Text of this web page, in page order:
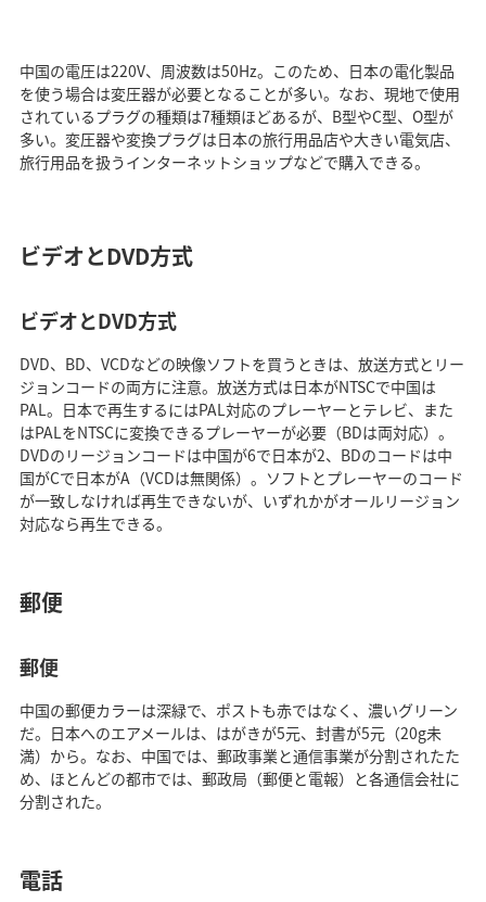
中国の電圧は220V、周波数は50Hz。このため、日本の電化製品
を使う場合は変圧器が必要となることが多い。なお、現地で使用
されているプラグの種類は7種類ほどあるが、B型やC型、O型が
多い。変圧器や変換プラグは日本の旅行用品店や大きい電気店、
旅行用品を扱うインターネットショップなどで購入できる。
ビデオとDVD方式
ビデオとDVD方式
DVD、BD、VCDなどの映像ソフトを買うときは、放送方式とリー
ジョンコードの両方に注意。放送方式は日本がNTSCで中国は
PAL。日本で再生するにはPAL対応のプレーヤーとテレビ、また
はPALをNTSCに変換できるプレーヤーが必要（BDは両対応）。
DVDのリージョンコードは中国が6で日本が2、BDのコードは中
国がCで日本がA（VCDは無関係）。ソフトとプレーヤーのコード
が一致しなければ再生できないが、いずれかがオールリージョン
対応なら再生できる。
郵便
郵便
中国の郵便カラーは深緑で、ポストも赤ではなく、濃いグリーン
だ。日本へのエアメールは、はがきが5元、封書が5元（20g未
満）から。なお、中国では、郵政事業と通信事業が分割されたた
め、ほとんどの都市では、郵政局（郵便と電報）と各通信会社に
分割された。
電話